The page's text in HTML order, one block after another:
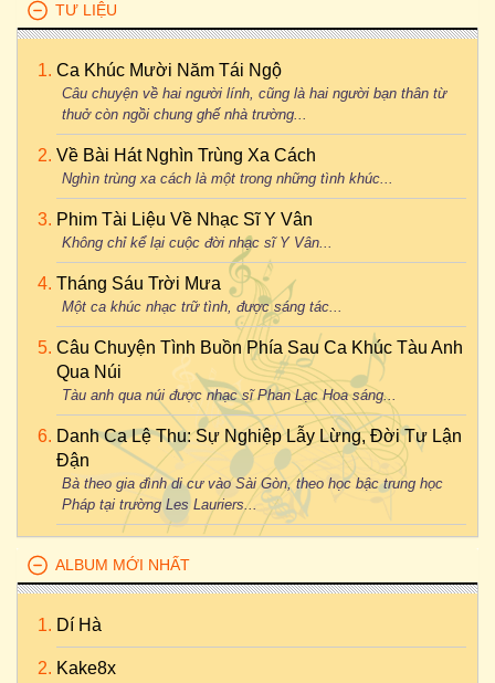
TƯ LIỆU
Ca Khúc Mười Năm Tái Ngộ
Câu chuyện về hai người lính, cũng là hai người bạn thân từ
thuở còn ngồi chung ghế nhà trường...
Về Bài Hát Nghìn Trùng Xa Cách
Nghìn trùng xa cách là một trong những tình khúc...
Phim Tài Liệu Về Nhạc Sĩ Y Vân
Không chỉ kể lại cuộc đời nhạc sĩ Y Vân...
Tháng Sáu Trời Mưa
Một ca khúc nhạc trữ tình, được sáng tác...
Câu Chuyện Tình Buồn Phía Sau Ca Khúc Tàu Anh
Qua Núi
Tàu anh qua núi được nhạc sĩ Phan Lạc Hoa sáng...
Danh Ca Lệ Thu: Sự Nghiệp Lẫy Lừng, Đời Tư Lận
Đận
Bà theo gia đình di cư vào Sài Gòn, theo học bậc trung học
Pháp tại trường Les Lauriers...
ALBUM MỚI NHẤT
Dí Hà
Kake8x